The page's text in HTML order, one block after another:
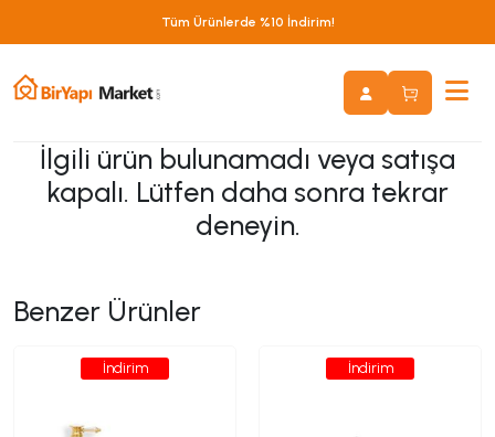
Tüm Ürünlerde %10 İndirim!
İlgili ürün bulunamadı veya satışa
kapalı. Lütfen daha sonra tekrar
deneyin.
Benzer Ürünler
İndirim İndirim